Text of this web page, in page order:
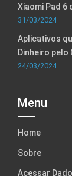
Xiaomi Pad 6
31/03/2024
Aplicativos
Dinheiro pelo
24/03/2024
Menu
Home
Sobre
Acessar